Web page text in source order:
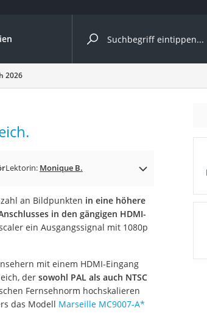
Vergleiche nach Kategorie
Solarpanel
2026
Lektorin: Monique B.
an Bildpunkten in eine höhere
in den gängigen HDMI-
ein Ausgangssignal mit 1080p
mit einem HDMI-Eingang
der sowohl PAL als auch NTSC
Fernsehnorm hochskalieren
das Modell Marseille MC9007-A*